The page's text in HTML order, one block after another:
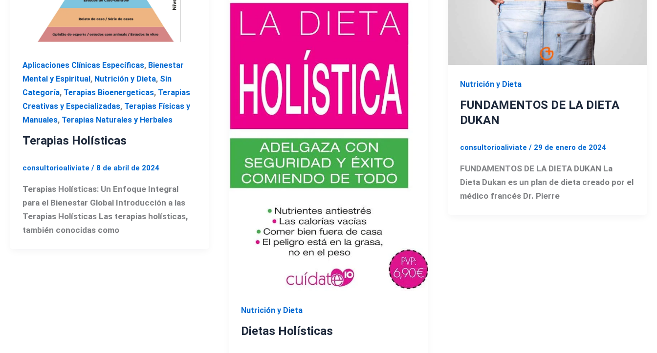
Aplicaciones Clínicas Específicas, Bienestar
Mental y Espiritual, Nutrición y Dieta, Sin
Categoría, Terapias Bioenergeticas, Terapias
Creativas y Especializadas, Terapias Físicas y
Manuales, Terapias Naturales y Herbales
Terapias Holísticas
consultorioaliviate / 8 de abril de 2024
Terapias Holísticas: Un Enfoque Integral
para el Bienestar Global Introducción a las
Terapias Holísticas Las terapias holísticas,
también conocidas como
Nutrición y Dieta
Dietas Holísticas
Nutrición y Dieta
FUNDAMENTOS DE LA DIETA
DUKAN
consultorioaliviate/ 29 de enero de 2024
FUNDAMENTOS DE LA DIETA DUKAN La
Dieta Dukan es un plan de dieta creado por el
médico francés Dr. Pierre